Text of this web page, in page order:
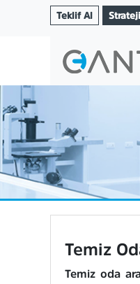
Teklif Al
Temiz
Temiz oda